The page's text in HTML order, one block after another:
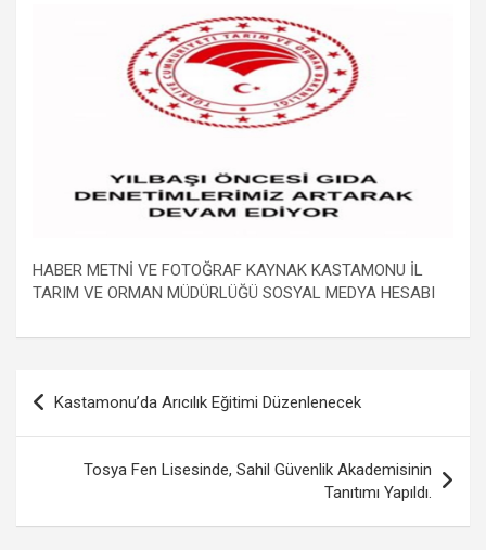
HABER METNİ VE FOTOĞRAF KAYNAK KASTAMONU İL
TARIM VE ORMAN MÜDÜRLÜĞÜ SOSYAL MEDYA HESABI
Yazı
gezinmesi
Kastamonu’da Arıcılık Eğitimi Düzenlenecek
Tosya Fen Lisesinde, Sahil Güvenlik Akademisinin
Tanıtımı Yapıldı.